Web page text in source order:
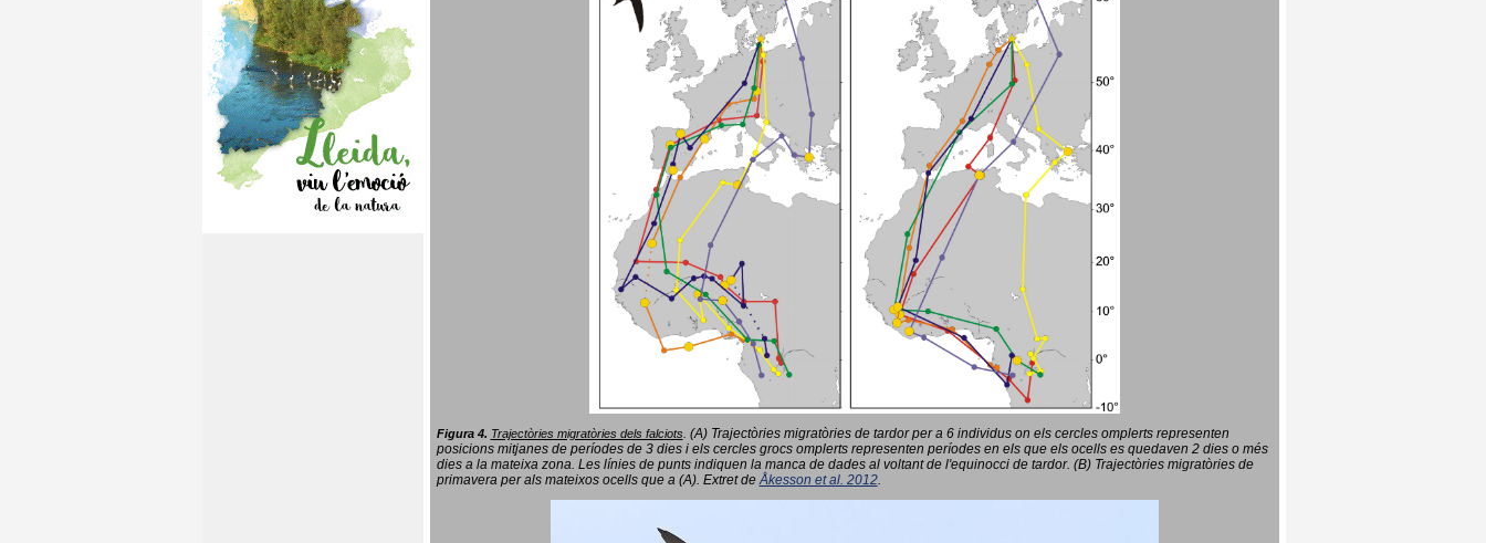
Figura 4. Trajectòries migratòries dels falciots. (A) Trajectòries migratòries de tardor per a 6 individus on els cercles omplerts representen
posicions mitjanes de períodes de 3 dies i els cercles grocs omplerts representen períodes en els que els ocells es quedaven 2 dies o més
dies a la mateixa zona. Les línies de punts indiquen la manca de dades al voltant de l'equinocci de tardor. (B) Trajectòries migratòries de
primavera per als mateixos ocells que a (A). Extret deÅkesson et al. 2012.